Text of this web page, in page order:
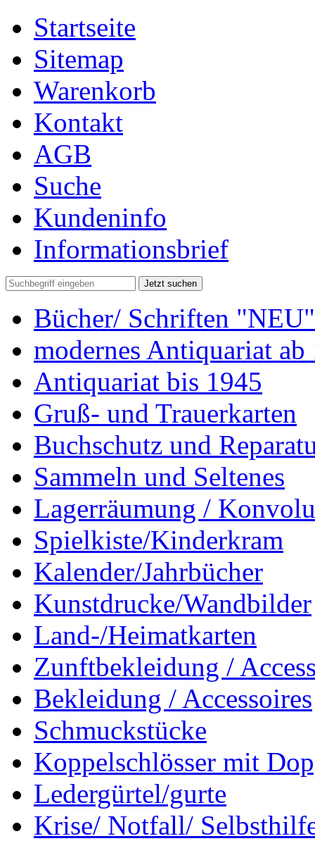
Startseite
Sitemap
Warenkorb
Kontakt
AGB
Suche
Kundeninfo
Informationsbrief
Jetzt suchen
Bücher/ Schriften "NEU"
modernes Antiquariat ab
Antiquariat bis 1945
Gruß- und Trauerkarten
Buchschutz und
Sammeln und Seltenes
Lagerräumung /
Spielkiste/Kinderkram
Kalender/Jahrbücher
Kunstdrucke/Wandbilder
Land-/Heimatkarten
Zunftbekleidung /
Bekleidung / Accessoires
Schmuckstücke
Koppelschlösser mit
Ledergürtel/gurte
Krise/ Notfall/